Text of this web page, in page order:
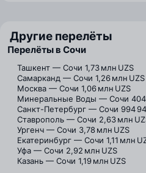
Другие перелёты
Перелёты в Сочи
Ташкент — Сочи 1,73 млн UZS
Самарканд — Сочи 1,26 млн UZS
Москва — Сочи 1,06 млн UZS
Минеральные Воды — Сочи
Санкт-Петербург — Сочи 994
Ставрополь — Сочи 2,63 млн
Ургенч — Сочи 3,78 млн UZS
Екатеринбург — Сочи 1,11 млн
Уфа — Сочи 2,92 млн UZS
Казань — Сочи 1,19 млн UZS